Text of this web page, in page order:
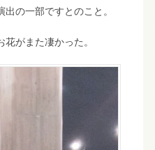
の一部ですとのこと。
がまた凄かった。